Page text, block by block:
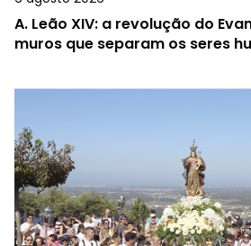
A. Leão XIV: a revolução do
muros que separam os seres